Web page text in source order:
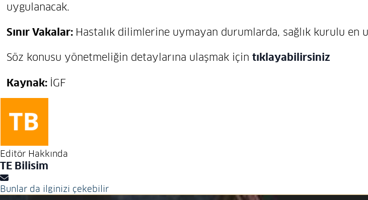
uygulanacak.
Sınır Vakalar: Hastalık dilimlerine uymayan durumlarda, sağlık kurulu en
Söz konusu yönetmeliğin detaylarına ulaşmak için tıklayabilirsiniz
Kaynak: İGF
Editör Hakkında
TE Bilisim
Bunlar da ilginizi çekebilir